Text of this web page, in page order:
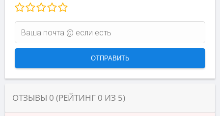
ОТЗЫВЫ 0 (РЕЙТИНГ 0 ИЗ 5)